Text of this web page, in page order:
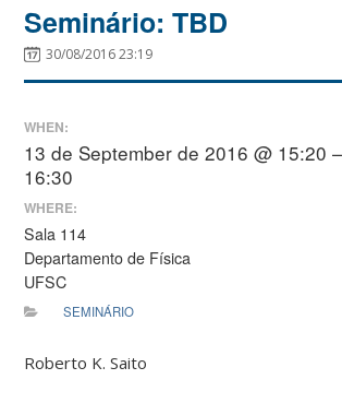
Seminário: TBD
30/08/2016 23:19
WHEN:
13 de September de 2016 @ 15:20 –
16:30
WHERE:
Sala 114
Departamento de Física
UFSC
SEMINÁRIO
Roberto K. Saito